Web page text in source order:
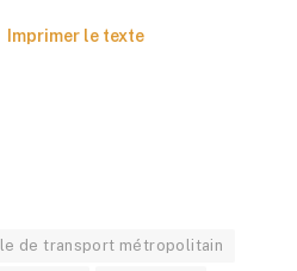
Imprimer le texte
de transport métropolitain